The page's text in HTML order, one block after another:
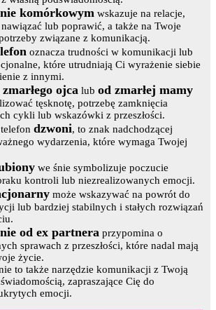
komórkowym wskazuje na relacje,
lub poprawić, a także na Twoje
związane z komunikacją.
oznacza trudności w komunikacji lub
które utrudniają Ci wyrażenie siebie
z innymi.
ojca lub od zmarłej mamy
tęsknotę, potrzebę zamknięcia
cykli lub wskazówki z przeszłości.
dzwoni, to znak nadchodzącej
wydarzenia, które wymaga Twojej
we śnie symbolizuje poczucie
kontroli lub niezrealizowanych emocji.
może wskazywać na powrót do
lub bardziej stabilnych i stałych rozwiązań
od ex partnera przypomina o
sprawach z przeszłości, które nadal mają
życie.
to także narzędzie komunikacji z Twoją
zapraszające Cię do
emocji.